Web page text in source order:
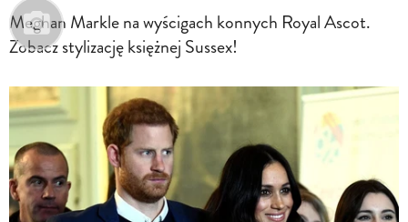
Meghan Markle na wyścigach konnych Royal Ascot.
Zobacz stylizację księżnej Sussex!